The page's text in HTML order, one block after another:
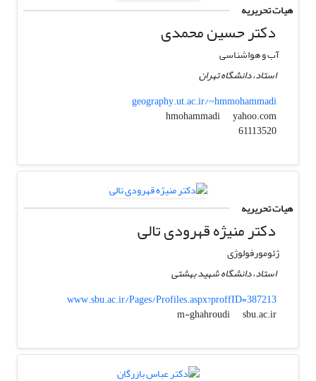
هیات تحریریه
دکتر حسین محمدی
آب و هواشناسی
استاد، دانشگاه تهران
geography.ut.ac.ir/~hmmohammadi
hmohammadi
yahoo.com
61113520
هیات تحریریه
دکتر منیژه قهرودی تالی
ژئومورفولوژی
استاد، دانشگاه شهید بهشتی
www.sbu.ac.ir/Pages/Profiles.aspx?proffID=387213
m-ghahroudi
sbu.ac.ir